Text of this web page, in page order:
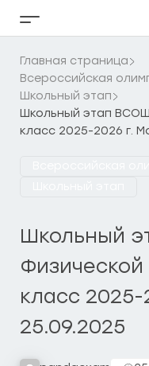
Кнопка
бокового
меню
Главная страница
Всероссийская
Школьный этап
Школьный этап ВСОШ
класс 2025-2026 г.
Школьный
Физической
класс 2025-
25.09.2025